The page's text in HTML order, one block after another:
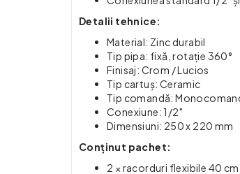
Detalii tehnice:
Material: Zinc durabil
Tip pipa: fixă, rotație 360°
Finisaj: Crom / Lucios
Tip cartuș: Ceramic
Tip comandă:
Conexiune: 1/2"
Dimensiuni: 250 x 220 mm
Conținut pachet:
2 × racorduri flexibile 40